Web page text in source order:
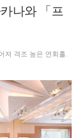
나와 「프
져 격조 높은 연회홀.